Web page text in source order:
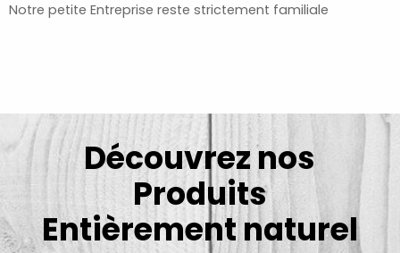
Notre petite Entreprise reste strictement familiale
Découvrez nos
Produits
Entièrement naturel